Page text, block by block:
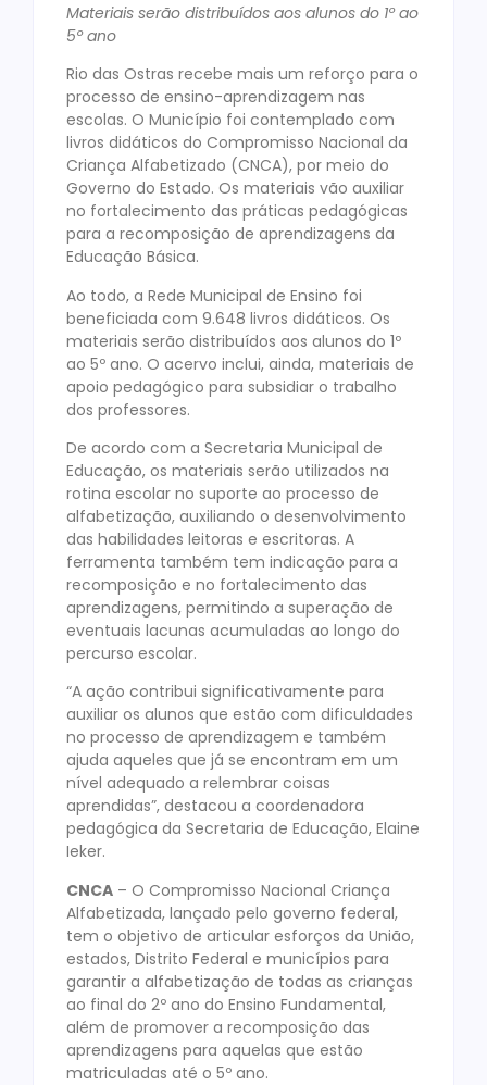
Materiais serão distribuídos aos alunos do 1º ao
5º ano
Rio das Ostras recebe mais um reforço para o
processo de ensino-aprendizagem nas
escolas. O Município foi contemplado com
livros didáticos do Compromisso Nacional da
Criança Alfabetizado (CNCA), por meio do
Governo do Estado. Os materiais vão auxiliar
no fortalecimento das práticas pedagógicas
para a recomposição de aprendizagens da
Educação Básica.
Ao todo, a Rede Municipal de Ensino foi
beneficiada com 9.648 livros didáticos. Os
materiais serão distribuídos aos alunos do 1º
ao 5º ano. O acervo inclui, ainda, materiais de
apoio pedagógico para subsidiar o trabalho
dos professores.
De acordo com a Secretaria Municipal de
Educação, os materiais serão utilizados na
rotina escolar no suporte ao processo de
alfabetização, auxiliando o desenvolvimento
das habilidades leitoras e escritoras. A
ferramenta também tem indicação para a
recomposição e no fortalecimento das
aprendizagens, permitindo a superação de
eventuais lacunas acumuladas ao longo do
percurso escolar.
“A ação contribui significativamente para
auxiliar os alunos que estão com dificuldades
no processo de aprendizagem e também
ajuda aqueles que já se encontram em um
nível adequado a relembrar coisas
aprendidas”, destacou a coordenadora
pedagógica da Secretaria de Educação, Elaine
Ieker.
CNCA – O Compromisso Nacional Criança
Alfabetizada, lançado pelo governo federal,
tem o objetivo de articular esforços da União,
estados, Distrito Federal e municípios para
garantir a alfabetização de todas as crianças
ao final do 2º ano do Ensino Fundamental,
além de promover a recomposição das
aprendizagens para aquelas que estão
matriculadas até o 5º ano.